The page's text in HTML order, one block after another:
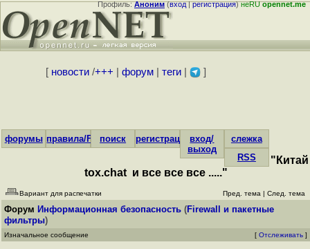
Профиль:Аноним(вход|регистрация)неRUopennet.me
[ новости/+++ форум| теги| ]
форумы правила/FAQпоиск регистрациявход/
выход
слежка
RSS
"Китай
tox.chat и все все все ....."
Вариант для распечатки Пред. тема | След. тема
Форум Информационная безопасность (Firewall и пакетные
фильтры)
Изначальное сообщение [ Отслеживать ]